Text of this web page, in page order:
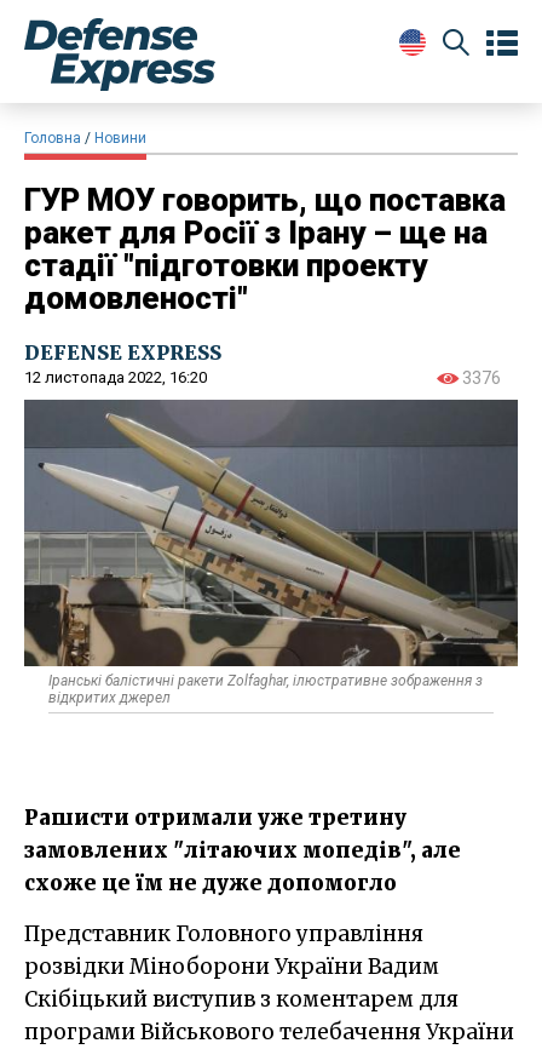
Головна Новини
ГУР МОУ говорить, що поставка
ракет для Росії з Ірану – ще на
стадії "підготовки проекту
домовленості"
DEFENSE EXPRESS
12 листопада 2022, 16:20 3376
Іранські балістичні ракети Zolfaghar, ілюстративне зображення з
відкритих джерел
Рашисти отримали уже третину
замовлених "літаючих мопедів", але
схоже це їм не дуже допомогло
Представник Головного управління
розвідки Міноборони України Вадим
Скібіцький виступив з коментарем для
програми Військового телебачення України